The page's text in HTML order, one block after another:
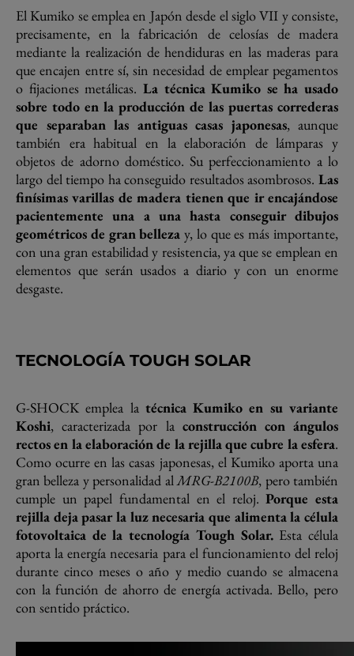
El Kumiko se emplea en Japón desde el siglo VII y consiste,
precisamente, en la fabricación de celosías de madera
mediante la realización de hendiduras en las maderas para
que encajen entre sí, sin necesidad de emplear pegamentos
o fijaciones metálicas. La técnica Kumiko se ha usado
sobre todo en la producción de las puertas correderas
que separaban las antiguas casas japonesas, aunque
también era habitual en la elaboración de lámparas y
objetos de adorno doméstico. Su perfeccionamiento a lo
largo del tiempo ha conseguido resultados asombrosos. Las
finísimas varillas de madera tienen que ir encajándose
pacientemente una a una hasta conseguir dibujos
geométricos de gran belleza y, lo que es más importante,
con una gran estabilidad y resistencia, ya que se emplean en
elementos que serán usados a diario y con un enorme
desgaste.
TECNOLOGÍA TOUGH SOLAR
G-SHOCK emplea latécnica Kumiko en su variante
Koshi, caracterizada por la construcción con ángulos
rectos en la elaboración de la rejilla que cubre la esfera.
Como ocurre en las casas japonesas, el Kumiko aporta una
gran belleza y personalidad alMRG-B2100B, pero también
cumple un papel fundamental en el reloj.Porque esta
rejilla deja pasar la luz necesaria que alimenta la célula
fotovoltaica de la tecnología Tough Solar.Esta célula
aporta la energía necesaria para el funcionamiento del reloj
durante cinco meses o año y medio cuando se almacena
con la función de ahorro de energía activada. Bello, pero
con sentido práctico.